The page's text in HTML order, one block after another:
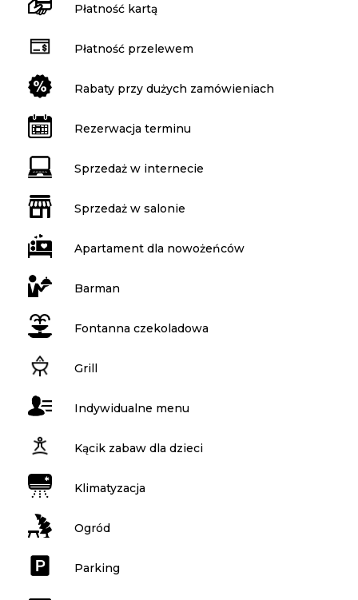
Płatność kartą
Płatność przelewem
Rabaty przy dużych zamówieniach
Rezerwacja terminu
Sprzedaż w internecie
Sprzedaż w salonie
Apartament dla nowożeńców
Barman
Fontanna czekoladowa
Grill
Indywidualne menu
Kącik zabaw dla dzieci
Klimatyzacja
Ogród
Parking